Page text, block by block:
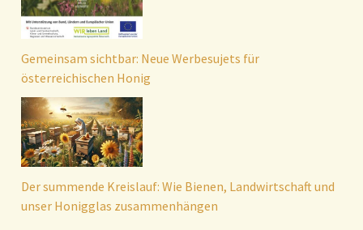
Gemeinsam sichtbar: Neue Werbesujets für
österreichischen Honig
Der summende Kreislauf: Wie Bienen, Landwirtschaft und
unser Honigglas zusammenhängen